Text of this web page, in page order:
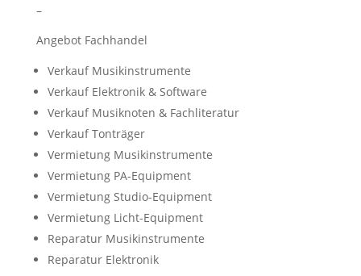
–
Angebot Fachhandel
Verkauf Musikinstrumente
Verkauf Elektronik & Software
Verkauf Musiknoten & Fachliteratur
Verkauf Tonträger
Vermietung Musikinstrumente
Vermietung PA-Equipment
Vermietung Studio-Equipment
Vermietung Licht-Equipment
Reparatur Musikinstrumente
Reparatur Elektronik